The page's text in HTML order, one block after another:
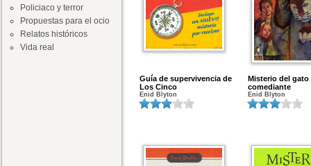
Policiaco y terror
Propuestas para el ocio
Relatos históricos
Vida real
Guía de supervivencia de
Los Cinco
Enid Blyton
Misterio del gato
comediante
Enid Blyton